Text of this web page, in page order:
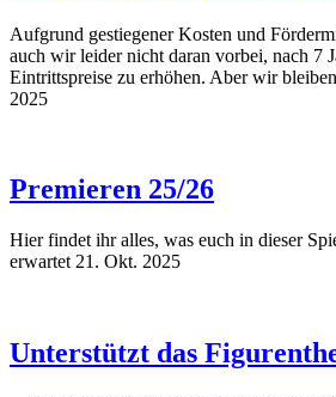
Aufgrund gestiegener Kosten und
auch wir leider nicht daran vorbei, nach 7
Eintrittspreise zu erhöhen. Aber wir
2025
Premieren 25/26
Hier findet ihr alles, was euch in dieser
erwartet 21. Okt. 2025
Unterstützt das